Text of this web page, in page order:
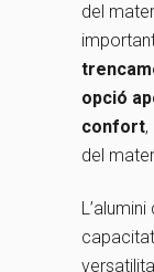
del
opció
confort
del